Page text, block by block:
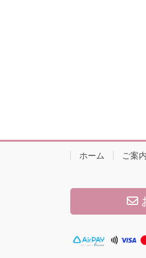
ホーム ご案内